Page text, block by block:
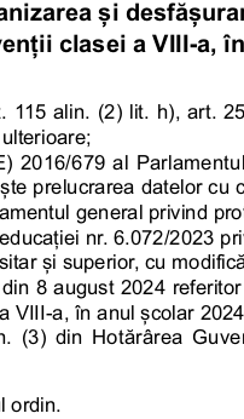
și
clasei a VIII-a,
alin. (2) lit. h), art.
2016/679 al
prelucrarea datelor
general privind
nr. 6.072/2023
și superior, cu
8 august 2024
VIII-a, în anul școlar
(3) din Hotărârea
ordin.